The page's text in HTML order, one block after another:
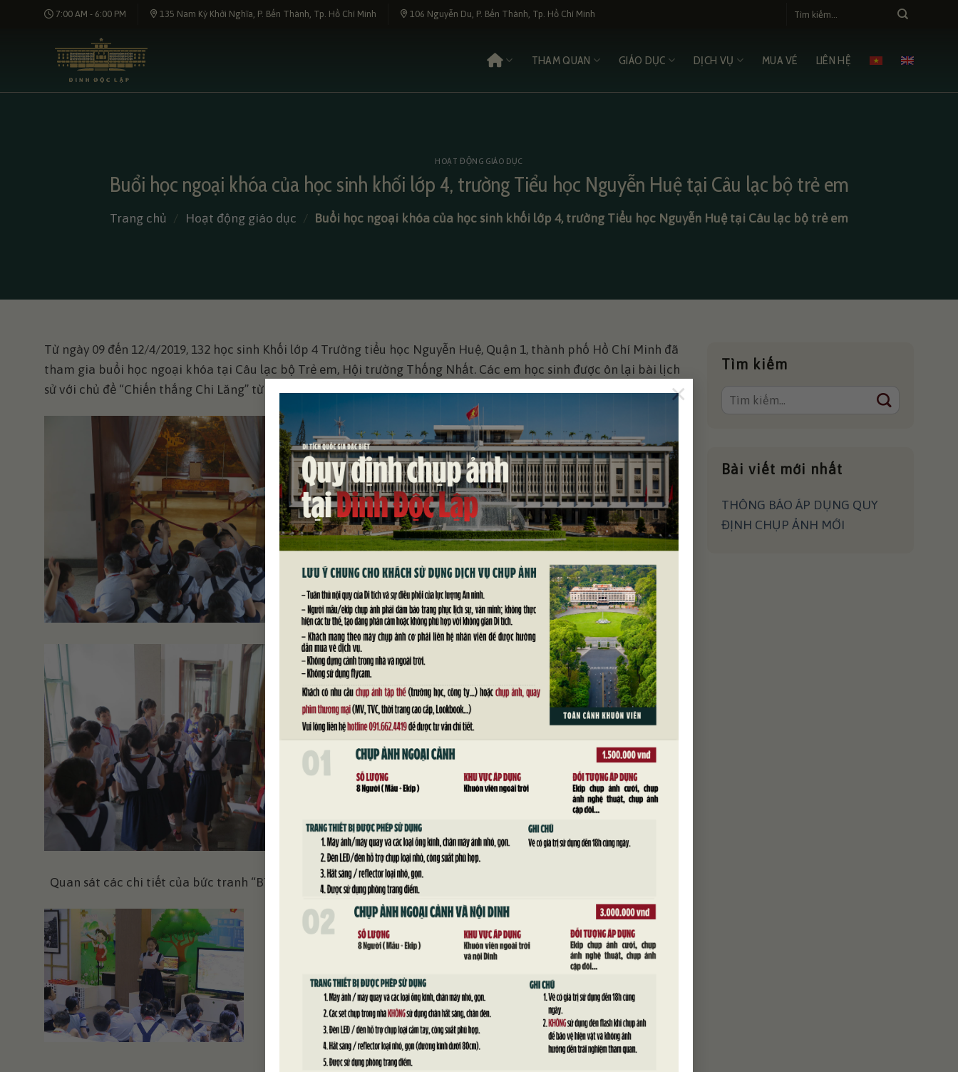
×
7:00 AM - 6:00 PM 135 Nam Kỳ Khởi Nghĩa, P. Bến Thành, Tp. Hồ Chí Minh 106 Nguyễn Du, P. Bến Thành, Tp. Hồ Chí Minh
THAM QUAN GIÁO DỤC DỊCH VỤ MUA VÉ LIÊN HỆ
HOẠT ĐỘNG GIÁO DỤC
Buổi học ngoại khóa của học sinh khối lớp 4, trường Tiểu học Nguyễn Huệ tại Câu lạc bộ trẻ em
Trang chủ / Hoạt động giáo dục / Buổi học ngoại khóa của học sinh khối lớp 4, trường Tiểu học Nguyễn Huệ tại Câu lạc bộ trẻ em
Từ ngày 09 đến 12/4/2019, 132 học sinh Khối lớp 4 Trường tiểu học Nguyễn Huệ, Quận 1, thành phố Hồ Chí Minh đã
tham gia buổi học ngoại khóa tại Câu lạc bộ Trẻ em, Hội trường Thống Nhất. Các em học sinh được ôn lại bài lịch
sử với chủ đề “Chiến thắng Chi Lăng” từ bức tranh sơn mài “Bình Ngô Đại Cáo” trong Di tích lịch sử Dinh Độc Lập.
Quan sát các chi tiết của bức tranh “Bình Ngô Đại Cáo” trong phòng Trình Quốc thư, Di tích lịch sử Dinh Độc Lập
Tìm kiếm
Bài viết mới nhất
THÔNG BÁO ÁP DỤNG QUY
ĐỊNH CHỤP ẢNH MỚI